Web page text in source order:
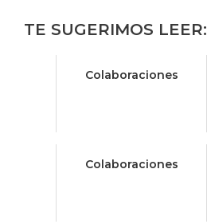
TE SUGERIMOS LEER:
Colaboraciones
Colaboraciones